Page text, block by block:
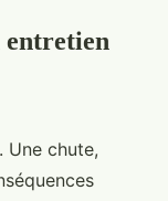
entretien
Une chute,